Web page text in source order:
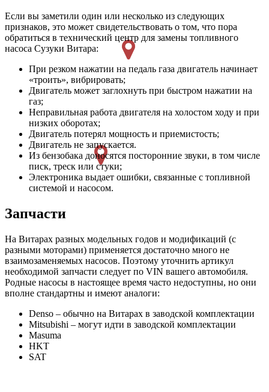
Если вы заметили один или несколько из следующих
признаков, это может свидетельствовать о том, что пора
обратиться в технический центр для замены топливного
насоса Сузуки Витара:
При резком нажатии на педаль газа двигатель начинает
«троить», вибрировать;
Двигатель может заглохнуть при быстром нажатии на
газ;
Неправильная работа двигателя на холостом ходу и при
низких оборотах;
Двигатель потерял мощность и приемистость;
Двигатель не запускается.
Из бензобака доносятся посторонние звуки, в том числе
писк, треск или стуки;
Электроника выдает ошибки, связанные с топливной
системой и насосом.
Запчасти
На Витарах разных модельных годов и модификаций (с
разными моторами) применяется достаточно много не
взаимозаменяемых насосов. Поэтому уточнить артикул
необходимой запчасти следует по VIN вашего автомобиля.
Родные насосы в настоящее время часто недоступны, но они
вполне стандартны и имеют аналоги:
Denso – обычно на Витарах в заводской комплектации
Mitsubishi – могут идти в заводской комплектации
Masuma
HKT
SAT